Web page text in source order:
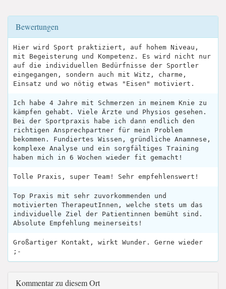
Bewertungen
Hier wird Sport praktiziert, auf hohem Niveau,
mit Begeisterung und Kompetenz. Es wird nicht nur
auf die individuellen Bedürfnisse der Sportler
eingegangen, sondern auch mit Witz, charme,
Einsatz und wo nötig etwas "Eisen" motiviert.
Ich habe 4 Jahre mit Schmerzen in meinem Knie zu
kämpfen gehabt. Viele Ärzte und Physios gesehen.
Bei der Sportpraxis habe ich dann endlich den
richtigen Ansprechpartner für mein Problem
bekommen. Fundiertes Wissen, gründliche Anamnese,
komplexe Analyse und ein sorgfältiges Training
haben mich in 6 Wochen wieder fit gemacht!
Tolle Praxis, super Team! Sehr empfehlenswert!
Top Praxis mit sehr zuvorkommenden und
motivierten TherapeutInnen, welche stets um das
individuelle Ziel der Patientinnen bemüht sind.
Absolute Empfehlung meinerseits!
Großartiger Kontakt, wirkt Wunder. Gerne wieder
;-
Kommentar zu diesem Ort